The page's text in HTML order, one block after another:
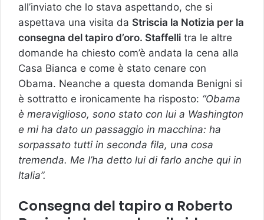
all’inviato che lo stava aspettando, che si
aspettava una visita da Striscia la Notizia per la
consegna del tapiro d’oro. Staffelli tra le altre
domande ha chiesto com’è andata la cena alla
Casa Bianca e come è stato cenare con
Obama. Neanche a questa domanda Benigni si
è sottratto e ironicamente ha risposto: “Obama
è meraviglioso, sono stato con lui a Washington
e mi ha dato un passaggio in macchina: ha
sorpassato tutti in seconda fila, una cosa
tremenda. Me l’ha detto lui di farlo anche qui in
Italia”.
Consegna del tapiro a Roberto